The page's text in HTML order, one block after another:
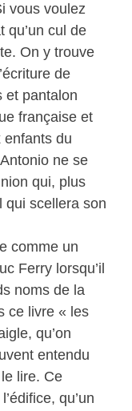
vous voulez
qu’un cul de
On y trouve
de
et pantalon
française et
enfants du
ne se
qui, plus
qui scellera son
comme un
Ferry lorsqu’il
noms de la
ce livre « les
qu’on
entendu
lire. Ce
qu’un